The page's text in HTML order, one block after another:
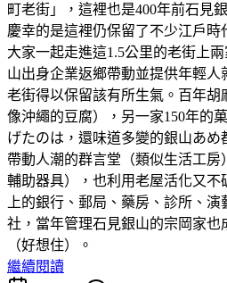
町老街」，這裡也是400年前石見
慶幸的是這裡仍保留了不少江戶
大家一起走進這1.5公里的老街上
山出身企業返鄉帶動並提供年輕
老街得以保留該有所生氣。百年
像沖繩的豆腐），另一家150年的
げたのは，還味道多變的銀山あ
帶動人潮的群言堂（類似生活工
輔助器具），也利用老屋活化又
上的銀行、郵局、藥房、診所、
社，當年管理石見銀山的宗岡家也
（好想住）。
繼續閱讀